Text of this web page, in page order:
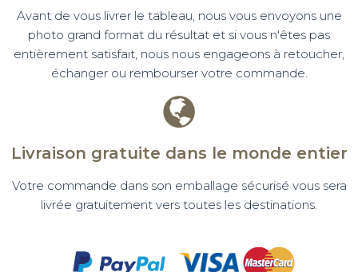
Avant de vous livrer le tableau, nous vous envoyons une
photo grand format du résultat et si vous n'êtes pas
entièrement satisfait, nous nous engageons à retoucher,
échanger ou rembourser votre commande.
Livraison gratuite dans le monde entier
Votre commande dans son emballage sécurisé vous sera
livrée gratuitement vers toutes les destinations.